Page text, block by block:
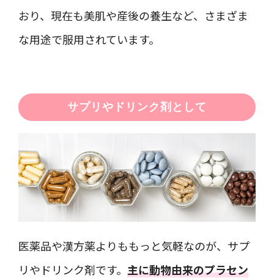
おり、現在も美肌や産後の養生など、さまざま
な用途で服用されています。
サプリやドリンク剤として
医薬品や漢方薬よりももっと気軽なのが、サプ
リやドリンク剤です。 主に動物由来のプラセン